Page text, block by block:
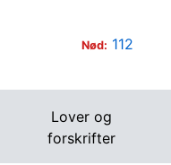
Nød: 112
Lover og
forskrifter